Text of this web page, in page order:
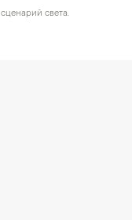
света.